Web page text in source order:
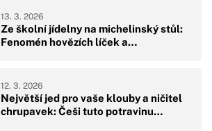
Ze školní jídelny na michelinský stůl:
Fenomén hovězích líček a…
13. 3. 2026
Největší jed pro vaše klouby a ničitel
chrupavek: Češi tuto potravinu…
12. 3. 2026